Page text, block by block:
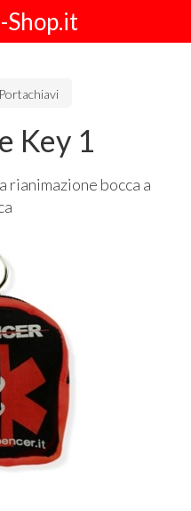
Portachiavi
Key 1
rianimazione bocca a